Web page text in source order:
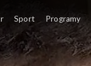
Sport Programy